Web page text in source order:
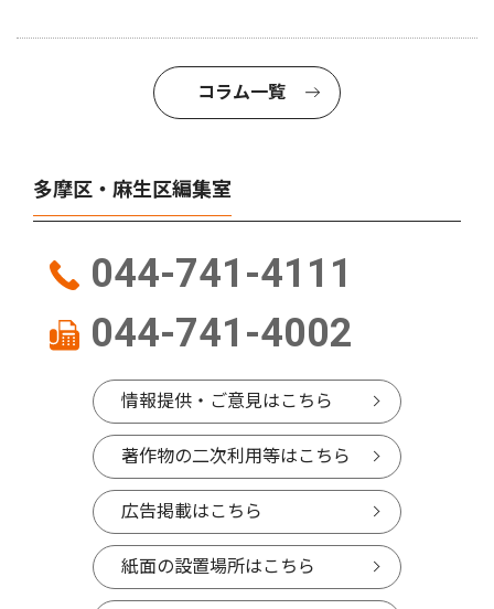
コラム一覧
多摩区・麻生区編集室
044-741-4111
044-741-4002
情報提供・ご意見はこちら
著作物の二次利用等はこちら
広告掲載はこちら
紙面の設置場所はこちら